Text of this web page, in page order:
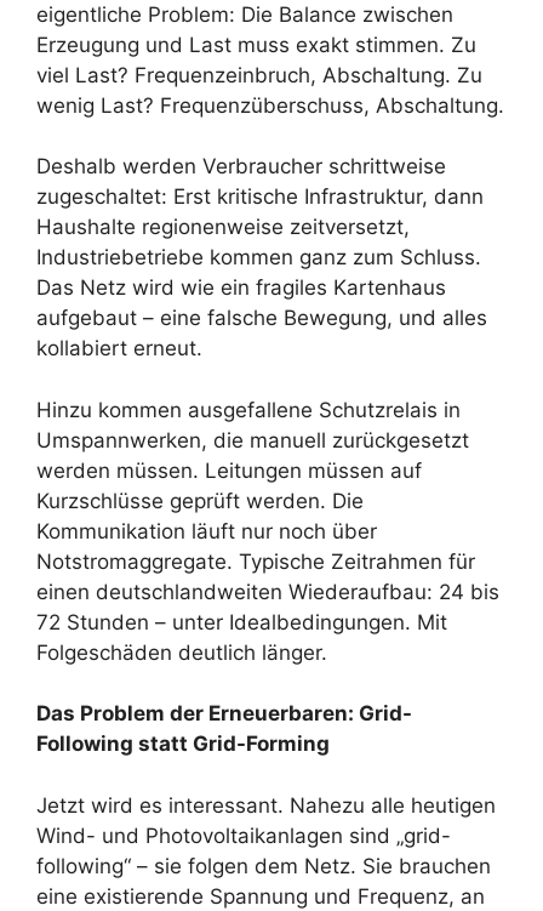
eigentliche Problem: Die Balance zwischen
Erzeugung und Last muss exakt stimmen. Zu
viel Last? Frequenzeinbruch, Abschaltung. Zu
wenig Last? Frequenzüberschuss, Abschaltung.
Deshalb werden Verbraucher schrittweise
zugeschaltet: Erst kritische Infrastruktur, dann
Haushalte regionenweise zeitversetzt,
Industriebetriebe kommen ganz zum Schluss.
Das Netz wird wie ein fragiles Kartenhaus
aufgebaut – eine falsche Bewegung, und alles
kollabiert erneut.
Hinzu kommen ausgefallene Schutzrelais in
Umspannwerken, die manuell zurückgesetzt
werden müssen. Leitungen müssen auf
Kurzschlüsse geprüft werden. Die
Kommunikation läuft nur noch über
Notstromaggregate. Typische Zeitrahmen für
einen deutschlandweiten Wiederaufbau: 24 bis
72 Stunden – unter Idealbedingungen. Mit
Folgeschäden deutlich länger.
Das Problem der Erneuerbaren: Grid-
Following statt Grid-Forming
Jetzt wird es interessant. Nahezu alle heutigen
Wind- und Photovoltaikanlagen sind „grid-
following“ – sie folgen dem Netz. Sie brauchen
eine existierende Spannung und Frequenz, an